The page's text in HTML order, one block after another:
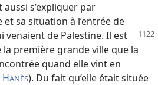
s’expliquer par
et sa situation à l’entrée de
venaient de Palestine. Il est
la première grande ville que la
quand elle vint en
HANÈS). Du fait qu’elle était située